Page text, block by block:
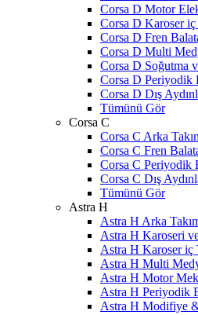
Corsa D Motor
Corsa D Karoser
Corsa D Fren
Corsa D Multi
Corsa D Soğutma
Corsa D Periyodik
Corsa D Dış
Tümünü Gör
Corsa C
Corsa C Arka
Corsa C Fren
Corsa C Periyodik
Corsa C Dış
Tümünü Gör
Astra H
Astra H Arka
Astra H Karoseri
Astra H Karoser iç
Astra H Multi
Astra H Motor
Astra H Periyodik
Astra H Modifiye